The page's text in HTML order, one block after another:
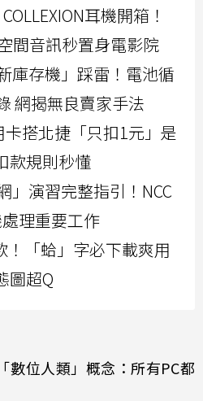
耳機開箱！
間音訊秒置身電影院
庫存機」踩雷！電池循
網揭無良賣家手法
卡搭北捷「只扣1元」是
款規則秒懂
」演習完整指引！NCC
理重要工作
！「蛤」字必下載爽用
圖超Q
數位人類」概念：所有PC都